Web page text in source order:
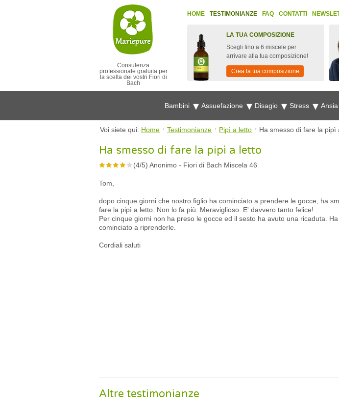
Consulenza
professionale gratuita per
la scelta dei vostri Fiori di
Bach
HOME TESTIMONIANZE FAQ CONTATTI
LA TUA COMPOSIZIONE
Scegli fino a 6 miscele per
arrivare alla tua composizione!
Crea la tua composizione
Bambini Assuefazione Disagio Stress Ansia
Voi siete qui: Home Testimonianze Pipì a letto Ha smesso di fare la pipì
Ha smesso di fare la pipì a letto
(4/5) Anonimo - Fiori di Bach Miscela 46
Tom,
dopo cinque giorni che nostro figlio ha cominciato a prendere le gocce, ha
fare la pipì a letto. Non lo fa più. Meraviglioso. E' davvero tanto felice!
Per cinque giorni non ha preso le gocce ed il sesto ha avuto una ricaduta.
cominciato a riprenderle.
Cordiali saluti
Altre testimonianze